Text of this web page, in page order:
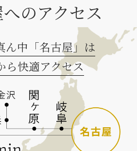
のアクセス
ん中「名古屋」は
ら快適アクセス